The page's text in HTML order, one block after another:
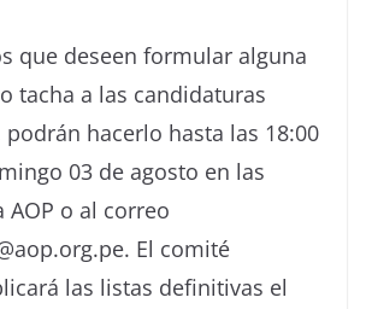
que deseen formular alguna
tacha a las candidaturas
podrán hacerlo hasta las 18:00
03 de agosto en las
AOP o al correo
El comité
las listas definitivas el